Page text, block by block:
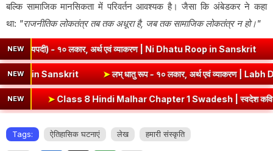
बल्कि सामाजिक मानसिकता में परिवर्तन आवश्यक है। जैसा कि अंबेडकर ने कहा
था: "राजनीतिक लोकतंत्र तब तक अधूरा है, जब तक सामाजिक लोकतंत्र न हो।"
NEW
अर्थ एवं व्याकरण | Ni Dhatu Roop in Sanskrit ➤Kabir Ke Dohe
NEW | Vrut (Vrt) Dhatu Roop in Sanskrit ➤लभ् धातु रूप - १०
NEWMalhar Chapter 1 Swadesh | स्वदेश कविता भावार्थ एवं प्रश्नोत्तर
Tags: ऐतिहासिक घटनाएं लेख हमारी संस्कृति